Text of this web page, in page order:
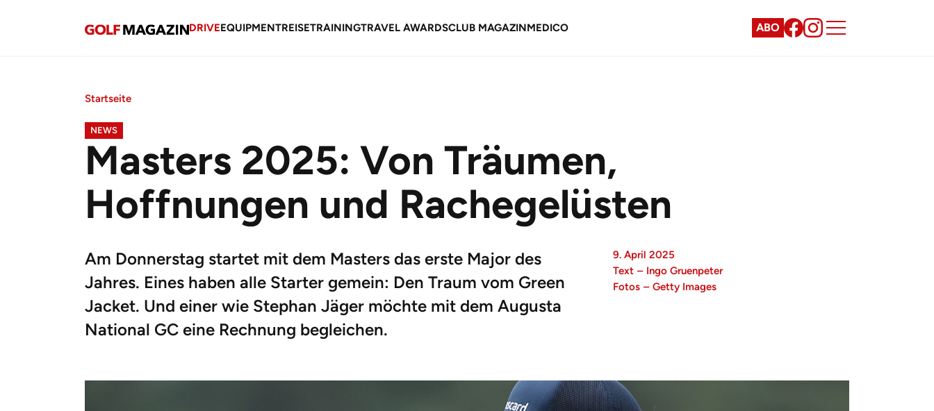
DRIVEEQUIPMENTREISETRAININGTRAVEL AWARDSCLUB MAGAZINMEDICO ABO
Startseite
NEWS
Masters 2025: Von Träumen,
Hoffnungen und Rachegelüsten
Am Donnerstag startet mit dem Masters das erste Major des
Jahres. Eines haben alle Starter gemein: Den Traum vom Green
Jacket. Und einer wie Stephan Jäger möchte mit dem Augusta
National GC eine Rechnung begleichen.
9. April 2025
Text – Ingo Gruenpeter
Fotos – Getty Images